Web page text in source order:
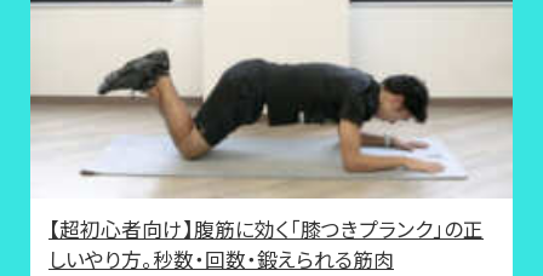
【超初心者向け】腹筋に効く「膝つきプランク」の正
しいやり方。秒数・回数・鍛えられる筋肉